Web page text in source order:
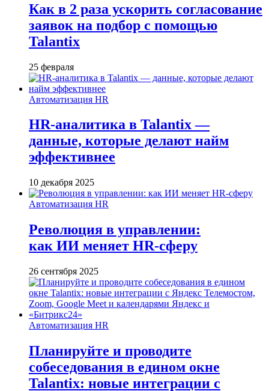
Как в 2 раза ускорить согласование
заявок на подбор с помощью
Talantix
25 февраля
Автоматизация HR
HR-аналитика в Talantix —
данные, которые делают найм
эффективнее
10 декабря 2025
Автоматизация HR
Революция в управлении:
как ИИ меняет HR-сферу
26 сентября 2025
Автоматизация HR
Планируйте и проводите
собеседования в едином окне
Talantix: новые интеграции с